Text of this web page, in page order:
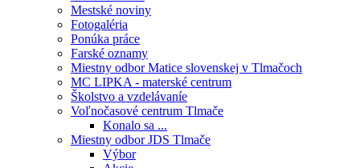
Mestské noviny
Fotogaléria
Ponúka práce
Farské oznamy
Miestny odbor Matice slovenskej v Tlmačoch
MC LIPKA - materské centrum
Školstvo a vzdelávaníe
Voľnočasové centrum Tlmače
Konalo sa ...
Miestny odbor JDS Tlmače
Výbor